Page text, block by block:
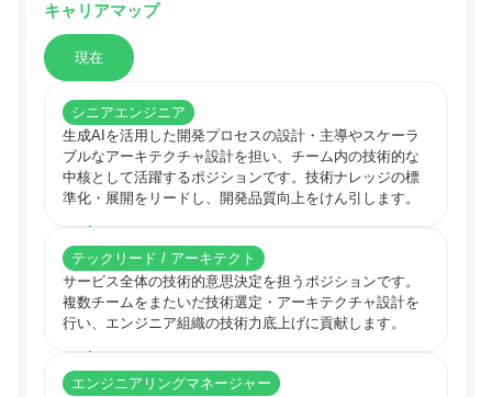
キャリアマップ
現在
シニアエンジニア
生成AIを活用した開発プロセスの設計・主導やスケーラ
ブルなアーキテクチャ設計を担い、チーム内の技術的な
中核として活躍するポジションです。技術ナレッジの標
準化・展開をリードし、開発品質向上をけん引します。
テックリード / アーキテクト
サービス全体の技術的意思決定を担うポジションです。
複数チームをまたいだ技術選定・アーキテクチャ設計を
行い、エンジニア組織の技術力底上げに貢献します。
エンジニアリングマネージャー